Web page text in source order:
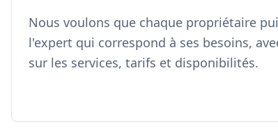
Nous voulons que chaque propriétaire
l'expert qui correspond à ses besoins,
sur les services, tarifs et disponibilités.